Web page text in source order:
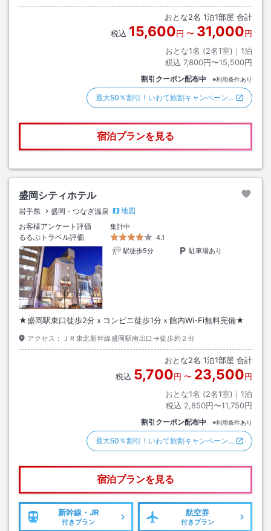
おとな2名 1泊1部屋 合計
税込 15,600円 〜 31,000円
おとな1名 (2名1室)｜ 1泊
税込 7,800円〜15,500円
割引クーポン配布中 ※利用条件あり
最大50％割引！いわて旅割キャンペーン…
宿泊プランを見る
盛岡シティホテル
岩手県 盛岡・つなぎ温泉
地図
お客様アンケート評価
集計中
るるぶトラベル評価
4.1
駅徒歩5分
駐車場あり
★盛岡駅東口徒歩2分ｘコンビニ徒歩1分ｘ館内Wi-Fi無料完備★
アクセス： ＪＲ東北新幹線盛岡駅南出口→徒歩約２分
おとな2名 1泊1部屋 合計
税込 5,700円 〜 23,500円
おとな1名 (2名1室)｜ 1泊
税込 2,850円〜11,750円
割引クーポン配布中 ※利用条件あり
最大50％割引！いわて旅割キャンペーン…
宿泊プランを見る
新幹線・JR
付きプラン
航空券
付きプラン